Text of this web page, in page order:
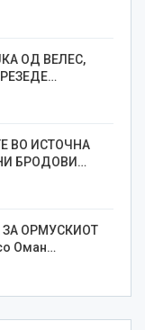
ОД ВЕЛЕС,
ВО ИСТОЧНА
БРОДОВИ…
ЗА ОРМУСКИОТ
Оман…